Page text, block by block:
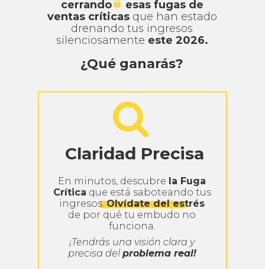
cerrando
esas fugas de
ventas críticasque han estado
drenando tus ingresos
silenciosamente este 2026.
¿Qué ganarás?
Claridad Precisa
En minutos, descubre la Fuga
Crítica que está saboteando tus
ingresos.Olvídate del estrés
de por qué tu embudo no
funciona.
¡Tendrás una visión clara y
precisa del problema real!